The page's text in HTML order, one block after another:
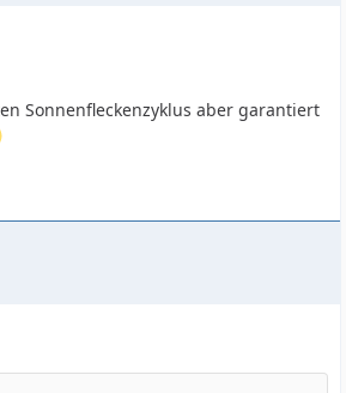
Sonnenfleckenzyklus aber garantiert